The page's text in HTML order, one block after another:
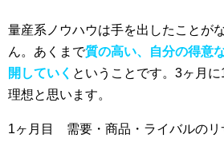
量産系ノウハウは手を出したことが
ん。あくまで質の高い、自分の得意
開していく ということです。3ヶ月
理想と思います。
1ヶ月目 需要・商品・ライバルの